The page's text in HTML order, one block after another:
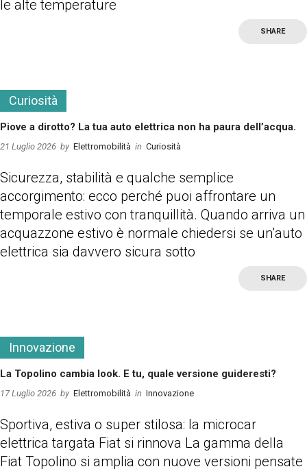
le alte temperature
SHARE
Curiosità
Piove a dirotto? La tua auto elettrica non ha paura dell’acqua.
21 Luglio 2026 by Elettromobilità in Curiosità
Sicurezza, stabilità e qualche semplice
accorgimento: ecco perché puoi affrontare un
temporale estivo con tranquillità. Quando arriva un
acquazzone estivo è normale chiedersi se un’auto
elettrica sia davvero sicura sotto
SHARE
Innovazione
La Topolino cambia look. E tu, quale versione guideresti?
17 Luglio 2026 by Elettromobilità in Innovazione
Sportiva, estiva o super stilosa: la microcar
elettrica targata Fiat si rinnova La gamma della
Fiat Topolino si amplia con nuove versioni pensate